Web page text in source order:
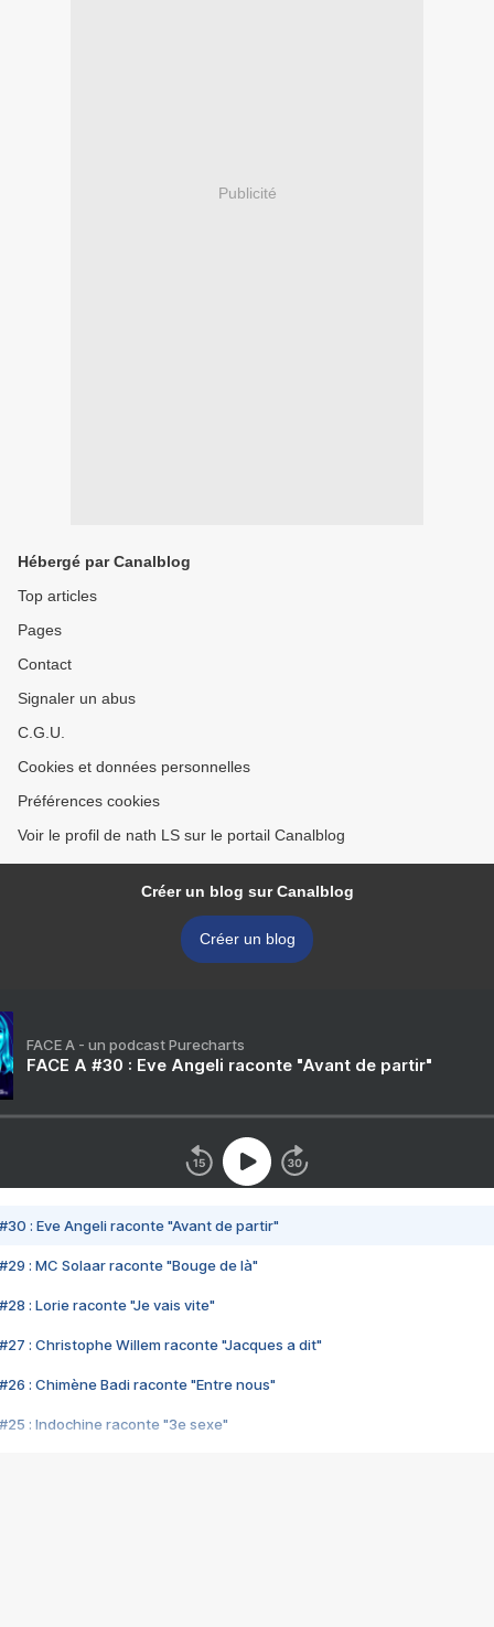
Publicité
Hébergé par Canalblog
Top articles
Pages
Contact
Signaler un abus
C.G.U.
Cookies et données personnelles
Préférences cookies
Voir le profil de nath LS sur le portail Canalblog
Créer un blog sur Canalblog
Créer un blog
FACE A - un podcast Purecharts
FACE A #30 : Eve Angeli raconte "Avant de partir"
#30 : Eve Angeli raconte "Avant de partir"
#29 : MC Solaar raconte "Bouge de là"
#28 : Lorie raconte "Je vais vite"
#27 : Christophe Willem raconte "Jacques a dit"
#26 : Chimène Badi raconte "Entre nous"
#25 : Indochine raconte "3e sexe"